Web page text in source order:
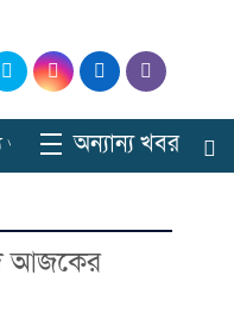
বিনোদনের ঠিকানা
অন্যান্য খবর
আজকের